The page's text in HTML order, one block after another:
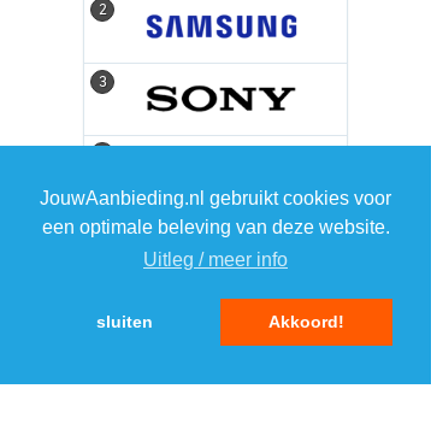
JouwAanbieding.nl gebruikt cookies voor
een optimale beleving van deze website.
Uitleg / meer info
sluiten Akkoord!
2
3
5 5